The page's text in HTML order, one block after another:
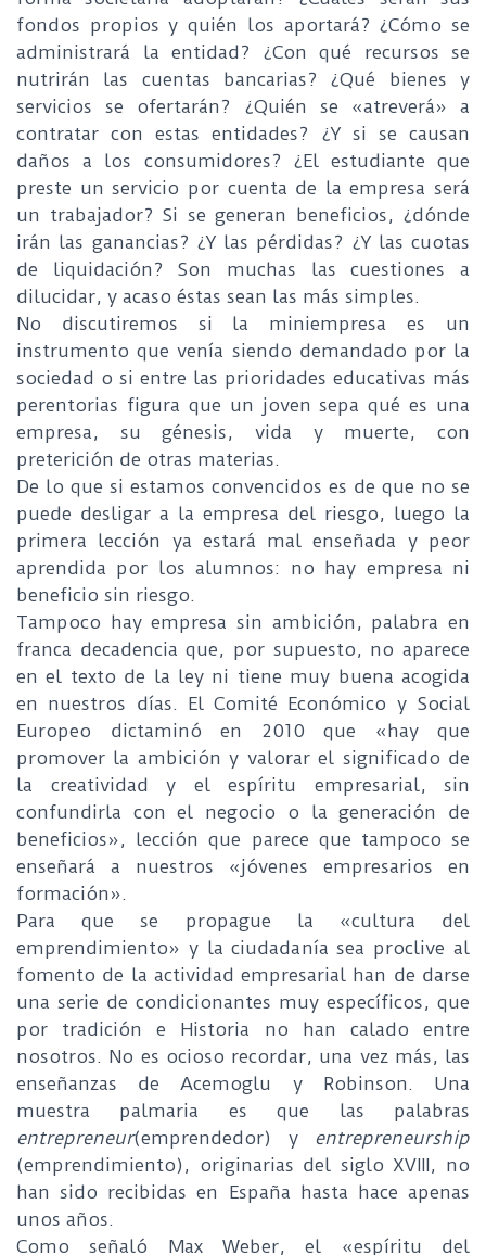
fondos propios y quién los aportará? ¿Cómo se
administrará la entidad? ¿Con qué recursos se
nutrirán las cuentas bancarias? ¿Qué bienes y
servicios se ofertarán? ¿Quién se «atreverá» a
contratar con estas entidades? ¿Y si se causan
daños a los consumidores? ¿El estudiante que
preste un servicio por cuenta de la empresa será
un trabajador? Si se generan beneficios, ¿dónde
irán las ganancias? ¿Y las pérdidas? ¿Y las cuotas
de liquidación? Son muchas las cuestiones a
dilucidar, y acaso éstas sean las más simples.
No discutiremos si la miniempresa es un
instrumento que venía siendo demandado por la
sociedad o si entre las prioridades educativas más
perentorias figura que un joven sepa qué es una
empresa, su génesis, vida y muerte, con
preterición de otras materias.
De lo que si estamos convencidos es de que no se
puede desligar a la empresa del riesgo, luego la
primera lección ya estará mal enseñada y peor
aprendida por los alumnos: no hay empresa ni
beneficio sin riesgo.
Tampoco hay empresa sin ambición, palabra en
franca decadencia que, por supuesto, no aparece
en el texto de la ley ni tiene muy buena acogida
en nuestros días. El Comité Económico y Social
Europeo dictaminó en 2010 que «hay que
promover la ambición y valorar el significado de
la creatividad y el espíritu empresarial, sin
confundirla con el negocio o la generación de
beneficios», lección que parece que tampoco se
enseñará a nuestros «jóvenes empresarios en
formación».
Para que se propague la «cultura del
emprendimiento» y la ciudadanía sea proclive al
fomento de la actividad empresarial han de darse
una serie de condicionantes muy específicos, que
por tradición e Historia no han calado entre
nosotros. No es ocioso recordar, una vez más, las
enseñanzas de Acemoglu y Robinson. Una
muestra palmaria es que las palabras
entrepreneur(emprendedor) y entrepreneurship
(emprendimiento), originarias del siglo XVIII, no
han sido recibidas en España hasta hace apenas
unos años.
Como señaló Max Weber, el «espíritu del